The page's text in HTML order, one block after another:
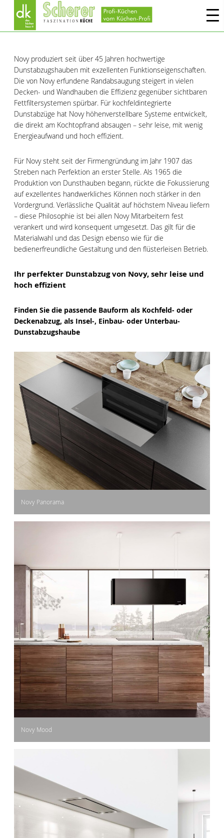
Novy produziert seit über 45 Jahren hochwertige
Dunstabzugshauben mit exzellenten Funktionseigenschaften.
Die von Novy erfundene Randabsaugung steigert in vielen
Decken- und Wandhauben die Effizienz gegenüber sichtbaren
Fettfiltersystemen spürbar. Für kochfeldintegrierte
Dunstabzüge hat Novy höhenverstellbare Systeme entwickelt,
die direkt am Kochtopfrand absaugen – sehr leise, mit wenig
Energieaufwand und hoch effizient.
Für Novy steht seit der Firmengründung im Jahr 1907 das
Streben nach Perfektion an erster Stelle. Als 1965 die
Produktion von Dunsthauben begann, rückte die Fokussierung
auf exzellentes handwerkliches Können noch stärker in den
Vordergrund. Verlässliche Qualität auf höchstem Niveau liefern
– diese Philosophie ist bei allen Novy Mitarbeitern fest
verankert und wird konsequent umgesetzt. Das gilt für die
Materialwahl und das Design ebenso wie für die
bedienerfreundliche Gestaltung und den flüsterleisen Betrieb.
Ihr perfekter Dunstabzug von Novy, sehr leise und
hoch effizient
Finden Sie die passende Bauform als Kochfeld- oder
Deckenabzug, als Insel-, Einbau- oder Unterbau-
Dunstabzugshaube
Novy Panorama
Novy Mood